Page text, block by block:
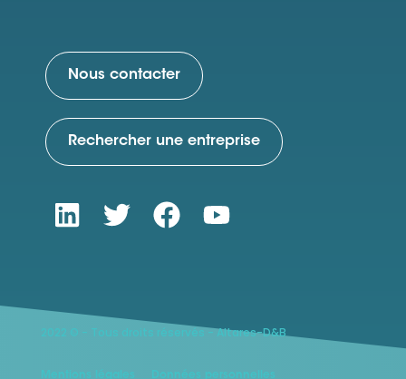
Nous contacter
Rechercher une entreprise
2022 © - Tous droits réservés - Altares-D&B
Mentions légales Données personnelles